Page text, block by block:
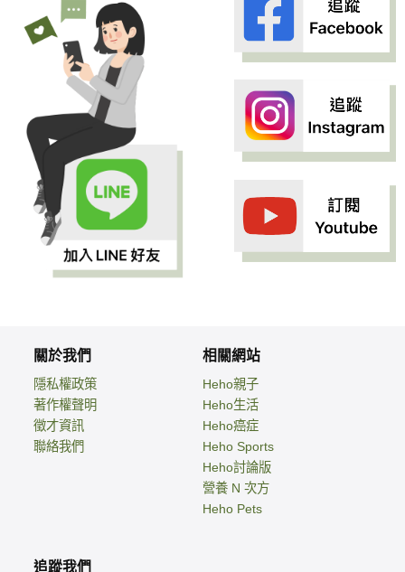
關於我們
隱私權政策
著作權聲明
徵才資訊
聯絡我們
相關網站
Heho親子
Heho生活
Heho癌症
Heho Sports
Heho討論版
營養 N 次方
Heho Pets
追蹤我們